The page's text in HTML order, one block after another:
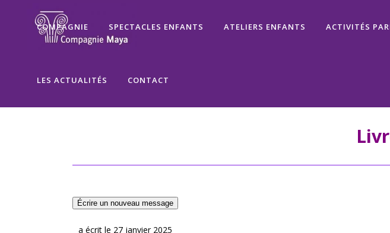
COMPAGNIE SPECTACLES ENFANTS ATELIERS ENFANTS ACTIVITÉS
LES ACTUALITÉS CONTACT
a écrit le 27 janvier 2025